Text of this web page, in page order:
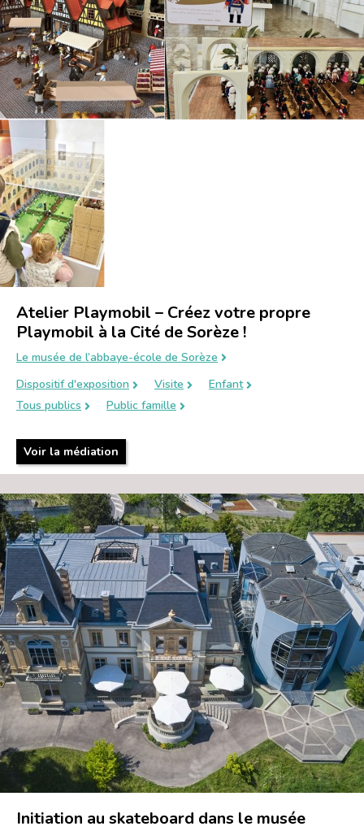
Atelier Playmobil – Créez votre propre
Playmobil à la Cité de Sorèze !
Le musée de l’abbaye-école de Sorèze
Dispositif d'exposition
Visite
Enfant
Tous publics
Public famille
Voir la médiation
Initiation au skateboard dans le musée